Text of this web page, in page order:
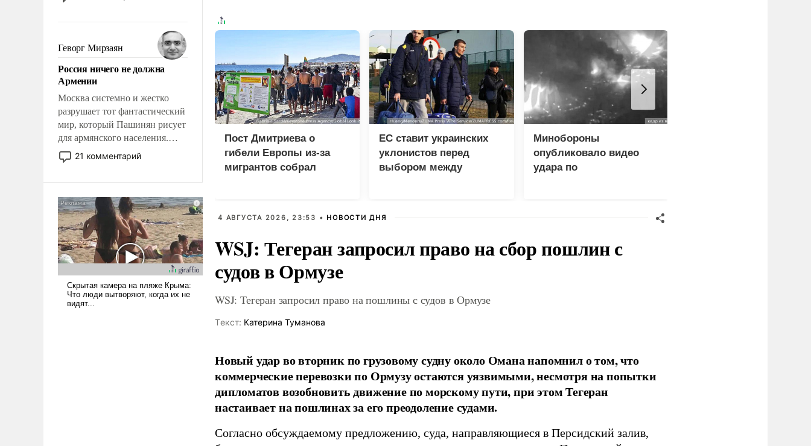
лет. Даже небольшая война с
Сложившаяся ситуация
означает многолетний период
уязвимости США, например,
перед Китаем.
Геворг Мирзаян
Россия ничего не должна
Армении
Москва системно и жестко
разрушает тот фантастический
мир, который Пашинян рисует
для армянского населения.
Мир, где политические
прожекты будут безусловно
налогоплательщиков и где
Еревану за свои поступки не
нужно отвечать.
21 комментарий
Пост Дмитриева о
гибели Европы из-за
мигрантов собрал
ЕС ставит украинских
уклонистов перед
выбором между
Минобороны
опубликовало видео
удара по
4 АВГУСТА 2026, 23:53 • НОВОСТИ ДНЯ
WSJ: Тегеран запросил право на сбор пошлин с
судов в Ормузе
WSJ: Тегеран запросил право на пошлины с судов в Ормузе
Tекст: Катерина Туманова
Новый удар во вторник по грузовому судну около Омана напомнил о том, что
коммерческие перевозки по Ормузу остаются уязвимыми, несмотря на попытки
дипломатов возобновить движение по морскому пути, при этом Тегеран
настаивает на пошлинах за его преодоление судами.
Согласно обсуждаемому предложению, суда, направляющиеся в Персидский залив,